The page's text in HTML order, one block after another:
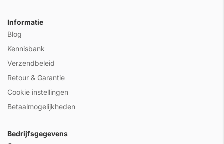
Informatie
Blog
Kennisbank
Verzendbeleid
Retour & Garantie
Cookie instellingen
Betaalmogelijkheden
Bedrijfsgegevens